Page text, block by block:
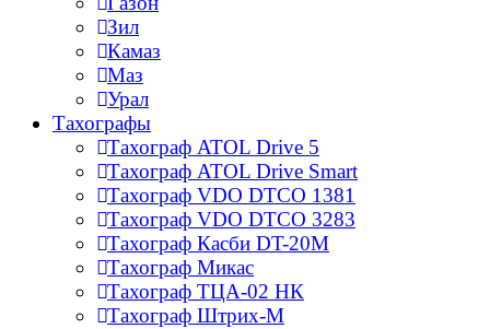
Зил
Камаз
Маз
Урал
Тахографы
Тахограф ATOL Drive 5
Тахограф ATOL Drive Smart
Тахограф VDO DTCO 1381
Тахограф VDO DTCO 3283
Тахограф Касби DT-20M
Тахограф Микас
Тахограф ТЦА-02 НК
Тахограф Штрих-М